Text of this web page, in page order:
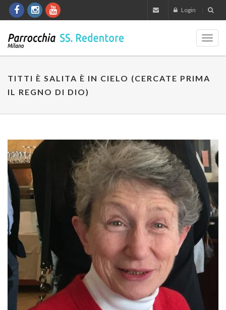
Login
TITTI È SALITA È IN CIELO (CERCATE PRIMA
IL REGNO DI DIO)